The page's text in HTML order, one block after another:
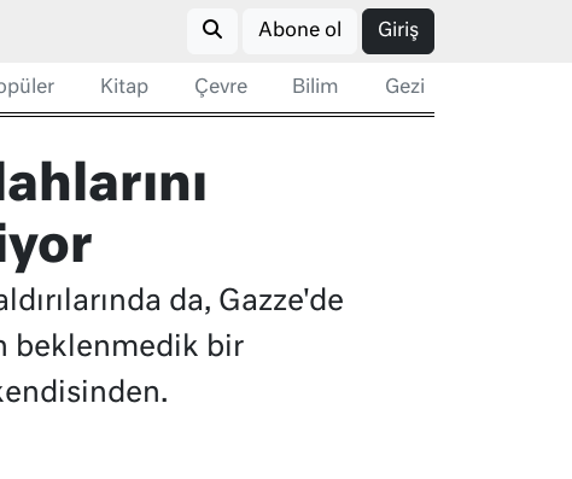
Abone ol Giriş
Kitap Çevre Bilim Gezi
da, Gazze'de
beklenmedik bir